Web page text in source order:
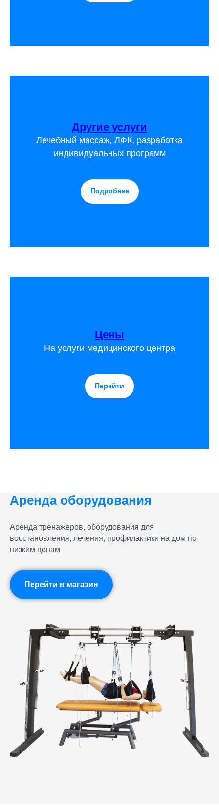
Другие услуги
Лечебный массаж, ЛФК, разработка
индивидуальных программ
Подробнее
Цены
На услуги медицинского центра
Перейти
Аренда оборудования
Аренда тренажеров, оборудования для
восстановления, лечения, профилактики на дом по
низким ценам
Перейти в магазин